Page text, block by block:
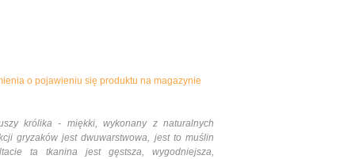
o pojawieniu się produktu na magazynie
królika - miękki, wykonany z naturalnych
gryzaków jest dwuwarstwowa, jest to muślin
ta tkanina jest gęstsza, wygodniejsza,